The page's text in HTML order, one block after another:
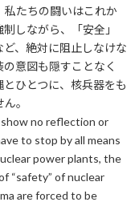
たちの闘いはこれか
しながら、「安全」
、絶対に阻止しなけな
意図も隠すことなく
ひとつに、核兵器をも
。
no reflection or
to stop by all means
power plants, the
“safety” of nuclear
are forced to be